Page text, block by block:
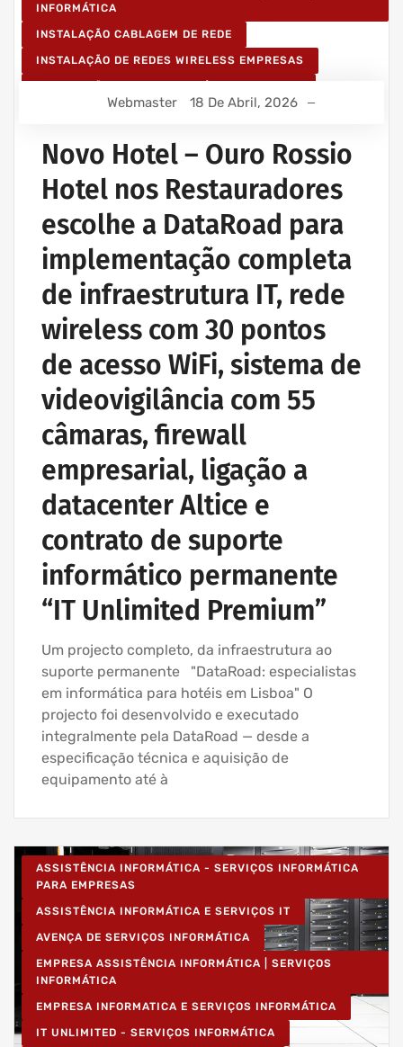
INFORMÁTICA
INSTALAÇÃO CABLAGEM DE REDE
INSTALAÇÃO DE REDES WIRELESS EMPRESAS
Webmaster 18 De Abril, 2026
Novo Hotel – Ouro Rossio
Hotel nos Restauradores
escolhe a DataRoad para
implementação completa
de infraestrutura IT, rede
wireless com 30 pontos
de acesso WiFi, sistema de
videovigilância com 55
câmaras, firewall
empresarial, ligação a
datacenter Altice e
contrato de suporte
informático permanente
“IT Unlimited Premium”
Um projecto completo, da infraestrutura ao
suporte permanente "DataRoad: especialistas
em informática para hotéis em Lisboa" O
projecto foi desenvolvido e executado
integralmente pela DataRoad — desde a
especificação técnica e aquisição de
equipamento até à
ASSISTÊNCIA INFORMÁTICA - SERVIÇOS INFORMÁTICA
PARA EMPRESAS
ASSISTÊNCIA INFORMÁTICA E SERVIÇOS IT
AVENÇA DE SERVIÇOS INFORMÁTICA
EMPRESA ASSISTÊNCIA INFORMÁTICA | SERVIÇOS
INFORMÁTICA
EMPRESA INFORMATICA E SERVIÇOS INFORMÁTICA
IT UNLIMITED - SERVIÇOS INFORMÁTICA